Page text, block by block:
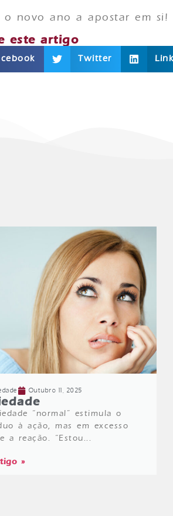
o novo ano a apostar em
este artigo
Twitter
Outubro 11, 2025
“normal” estimula o
à ação, mas em excesso
a reação. “Estou...
»